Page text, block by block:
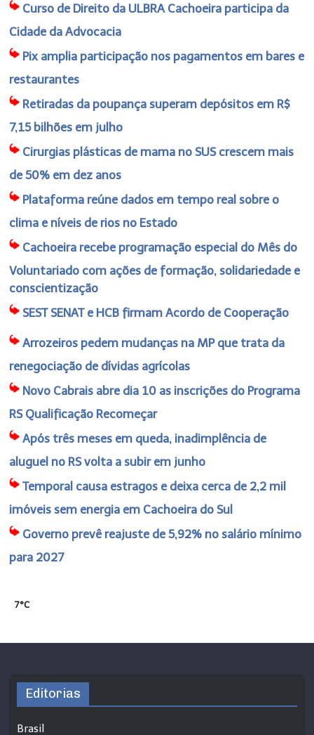
Curso de Direito da ULBRA Cachoeira participa da
Cidade da Advocacia
Pix amplia participação nos pagamentos em bares e
restaurantes
Retiradas da poupança superam depósitos em R$
7,15 bilhões em julho
Cirurgias plásticas de mama no SUS crescem mais
de 50% em dez anos
Plataforma reúne dados em tempo real sobre o
clima e níveis de rios no Estado
Cachoeira recebe programação especial do Mês do
Voluntariado com ações de formação, solidariedade e
conscientização
SEST SENAT e HCB firmam Acordo de Cooperação
Arrozeiros pedem mudanças na MP que trata da
renegociação de dívidas agrícolas
Novo Cabrais abre dia 10 as inscrições do Programa
RS Qualificação Recomeçar
Após três meses em queda, inadimplência de
aluguel no RS volta a subir em junho
Temporal causa estragos e deixa cerca de 2,2 mil
imóveis sem energia em Cachoeira do Sul
Governo prevê reajuste de 5,92% no salário mínimo
para 2027
7°C
Editorias
Brasil